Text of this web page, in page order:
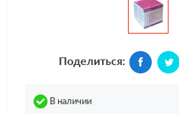
Поделиться:
В наличии